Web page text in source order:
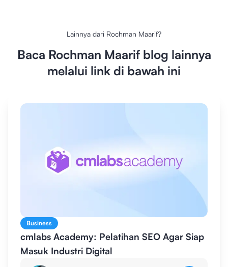
Lainnya dari Rochman Maarif?
Baca Rochman Maarifblog lainnya
melalui link di bawah ini
Business
cmlabs Academy: Pelatihan SEO Agar Siap
Masuk Industri Digital